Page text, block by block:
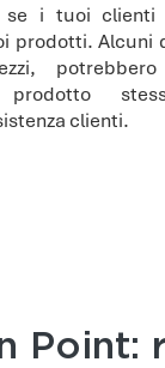
se i tuoi clienti
prodotti. Alcuni
prodotto
clienti.
Point: